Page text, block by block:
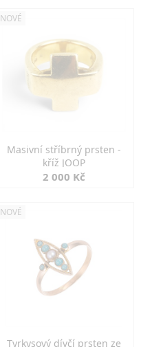
NOVÉ
Masivní stříbrný prsten -
kříž JOOP
2 000 Kč
NOVÉ
Tyrkysový dívčí prsten ze